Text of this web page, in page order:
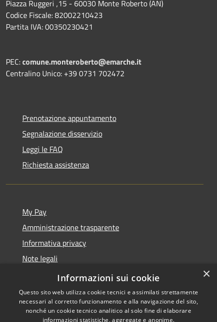
Piazza Ruggeri ,15 - 60030 Monte Roberto (AN)
Codice Fiscale: 82002210423
Partita IVA: 00350230421
PEC:comune.monteroberto@emarche.it
Centralino Unico: +39 0731 702472
Prenotazione appuntamento
Segnalazione disservizio
Leggi le FAQ
Richiesta assistenza
My Pay
Amministrazione trasparente
Informativa privacy
Note legali
Dichiarazione di accessibilità
×
Informazioni sui cookie
Questo sito web utilizza cookie tecnici e assimilati strettamente
necessari al corretto funzionamento e alla navigazione del sito,
nonché un cookie tecnico analitico al solo fine di elaborare
informazioni statistiche, aggregate e anonime.